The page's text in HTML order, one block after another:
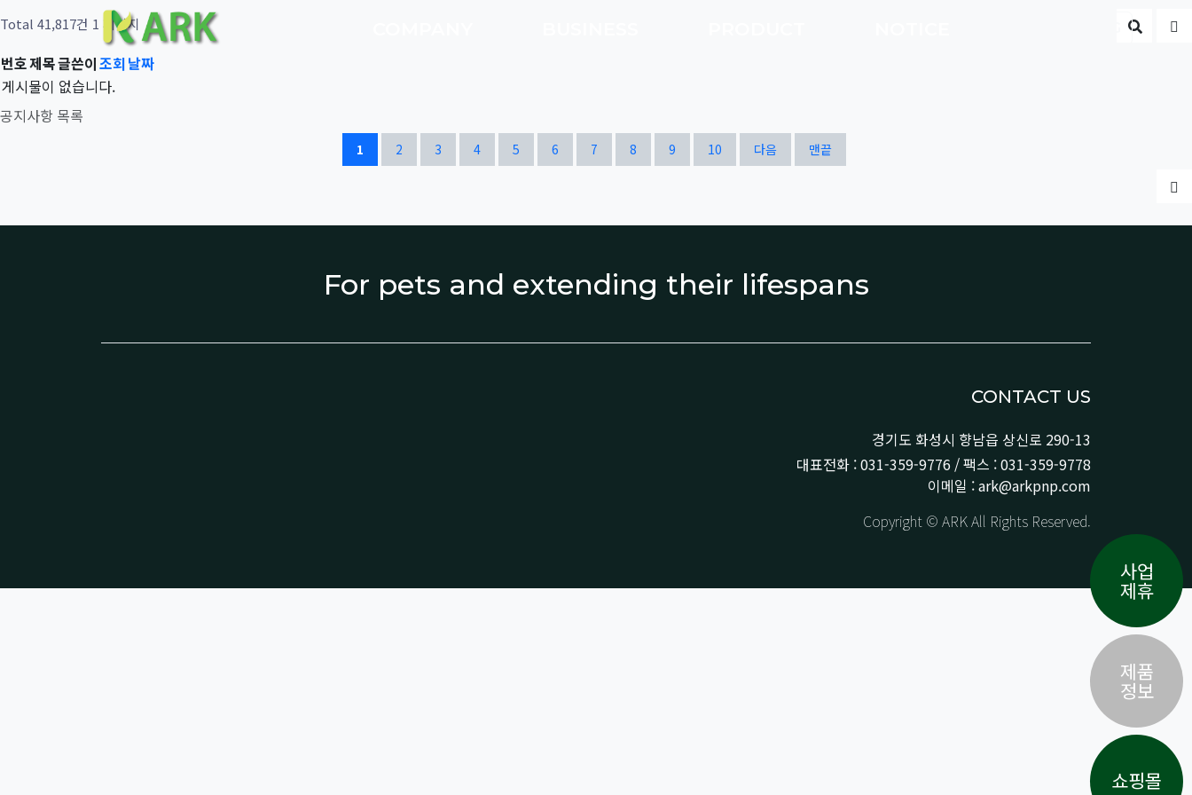
Total 41,817건 1 페이지 게시판
공지사항 목록
번호제목글쓴이조회날짜
게시물이 없습니다.
열린
1 페이지
2
페이지 3
페이지 4
페이지 5
페이지 6
페이지 7
페이지 8
페이지 9
페이지 10
페이지 다음 맨끝
For pets and extending their lifespans
CONTACT US
경기도 화성시 향남읍 상신로 290-13
대표전화 : 031-359-9776 / 팩스 : 031-359-9778
이메일 : ark@arkpnp.com
Copyright © ARK All Rights Reserved.
사업
제휴
제품
정보
쇼핑몰